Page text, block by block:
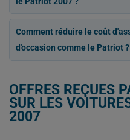
Comment réduire le coût
d'occasion comme le Patriot ?
OFFRES REÇUES
SUR LES
2007